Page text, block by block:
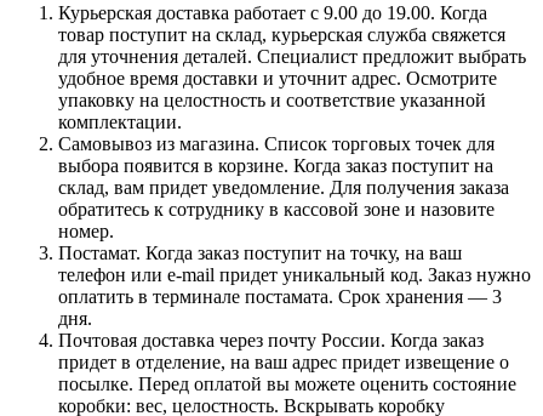
Курьерская доставка работает с 9.00 до 19.00. Когда
товар поступит на склад, курьерская служба свяжется
для уточнения деталей. Специалист предложит выбрать
удобное время доставки и уточнит адрес. Осмотрите
упаковку на целостность и соответствие указанной
комплектации.
Самовывоз из магазина. Список торговых точек для
выбора появится в корзине. Когда заказ поступит на
склад, вам придет уведомление. Для получения заказа
обратитесь к сотруднику в кассовой зоне и назовите
номер.
Постамат. Когда заказ поступит на точку, на ваш
телефон или e-mail придет уникальный код. Заказ нужно
оплатить в терминале постамата. Срок хранения — 3
дня.
Почтовая доставка через почту России. Когда заказ
придет в отделение, на ваш адрес придет извещение о
посылке. Перед оплатой вы можете оценить состояние
коробки: вес, целостность. Вскрывать коробку